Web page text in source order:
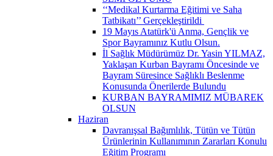
‘‘Medikal Kurtarma Eğitimi ve Saha
Tatbikatı’’ Gerçekleştirildi ​
19 Mayıs Atatürk'ü Anma, Gençlik ve
Spor Bayramınız Kutlu Olsun.
İl Sağlık Müdürümüz Dr. Yasin YILMAZ,
Yaklaşan Kurban Bayramı Öncesinde ve
Bayram Süresince Sağlıklı Beslenme
Konusunda Önerilerde Bulundu
KURBAN BAYRAMIMIZ MÜBAREK
OLSUN
Haziran
Davranışsal Bağımlılık, Tütün ve Tütün
Ürünlerinin Kullanımının Zararları Konulu
Eğitim Programı